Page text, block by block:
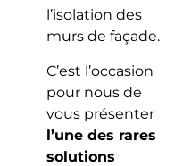
l’isolation des
murs de façade.
C’est l’occasion
pour nous de
vous présenter
l’une des rares
solutions